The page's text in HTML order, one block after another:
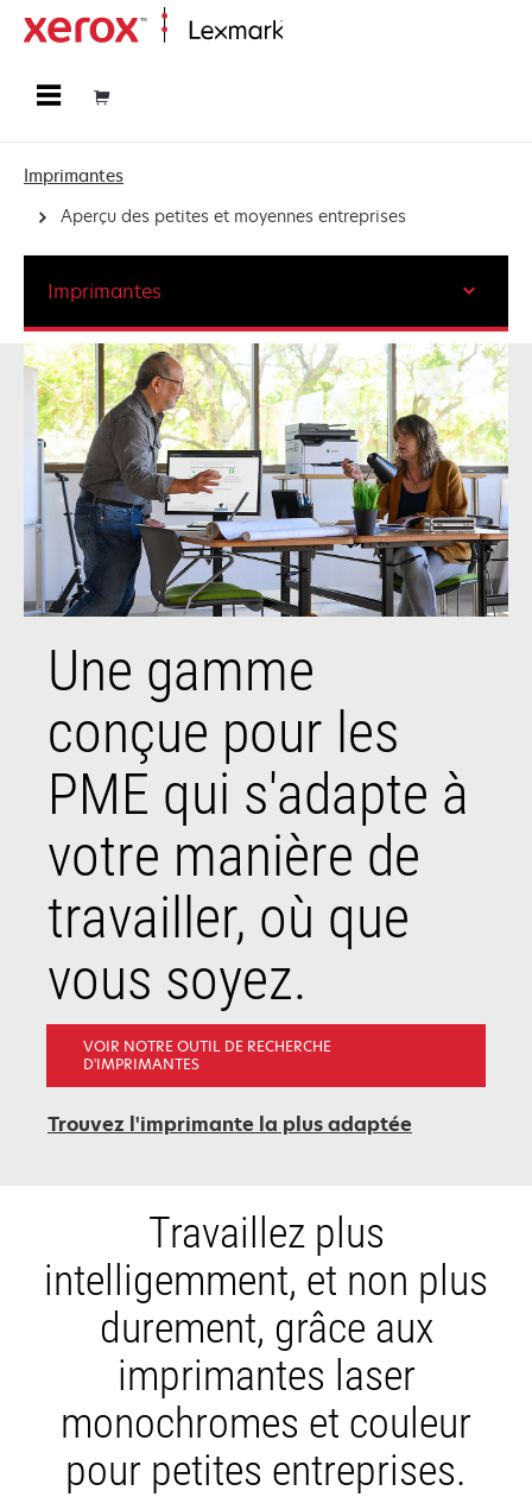
Imprimantes
Aperçu des petites et moyennes entreprises
Une gamme
conçue pour les
PME qui s'adapte à
votre manière de
travailler, où que
vous soyez.
VOIR NOTRE OUTIL DE RECHERCHE
D'IMPRIMANTES
Trouvez l'imprimante la plus adaptée
Imprimantes
Travaillez plus
intelligemment, et non plus
durement, grâce aux
imprimantes laser
monochromes et couleur
pour petites entreprises.